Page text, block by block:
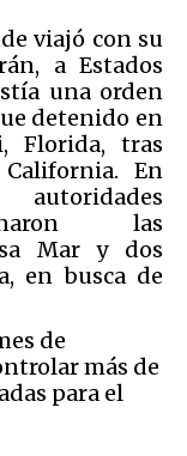
viajó con su
a Estados
una orden
detenido en
Florida, tras
En
las
Mar y dos
en busca de
de
más de
para el